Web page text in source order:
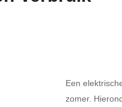
Een
zomer.